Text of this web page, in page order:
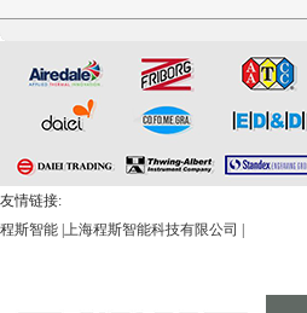
测试仪
友情链接:
程斯智能 上海程斯智能科技有限公司